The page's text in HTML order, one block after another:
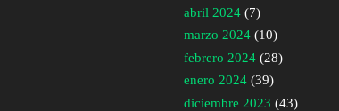
abril 2024 (7)
marzo 2024 (10)
febrero 2024 (28)
enero 2024 (39)
diciembre 2023 (43)